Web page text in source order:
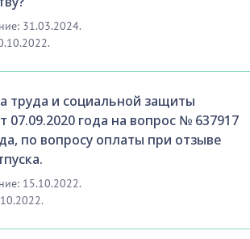
31.03.2024.
труда и социальной защиты
07.09.2020 года на вопрос № 637917
по вопросу оплаты при отзыве
15.10.2022.